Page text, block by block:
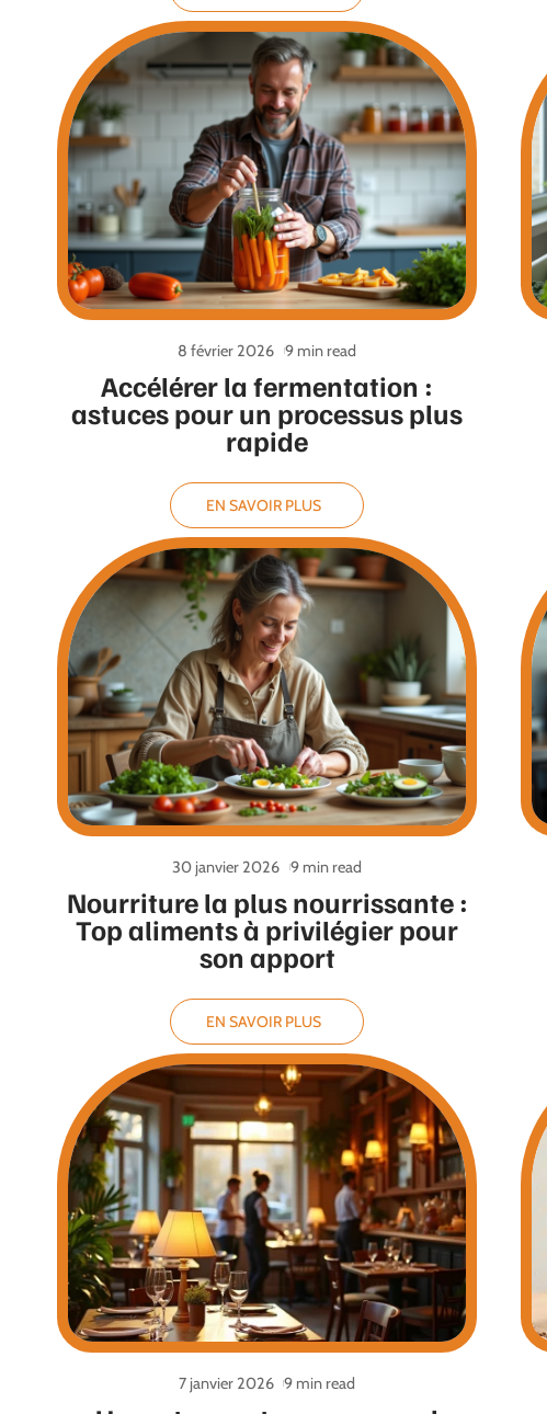
Accélérer la fermentation :
astuces pour un processus plus
rapide
8 février 2026 9 min read
EN SAVOIR PLUS
Nourriture la plus nourrissante :
Top aliments à privilégier pour
son apport
30 janvier 2026 9 min read
EN SAVOIR PLUS
7 janvier 2026 9 min read